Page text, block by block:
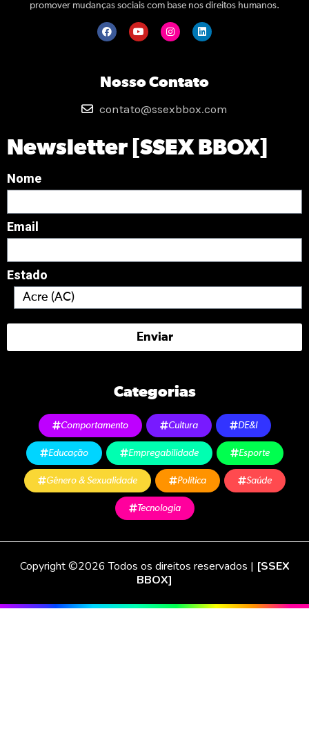
promover mudanças sociais com base nos direitos humanos.
Nosso Contato
contato@ssexbbox.com
Newsletter [SSEX BBOX]
Nome
Email
Estado
Enviar
Categorias
Comportamento Cultura DE&I
Educação Empregabilidade Esporte
Gênero & Sexualidade Política Saúde
Tecnologia
Copyright ©2026 Todos os direitos reservados | [SSEX
BBOX]